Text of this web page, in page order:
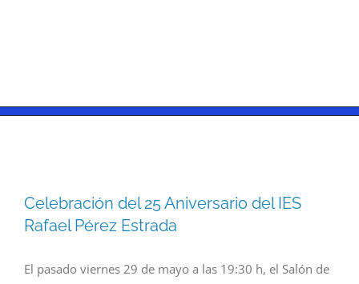
Celebración del 25 Aniversario del IES
Rafael Pérez Estrada
El pasado viernes 29 de mayo a las 19:30 h, el Salón de